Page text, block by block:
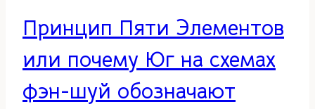
Принцип Пяти Элементов
или почему Юг на схемах
фэн-шуй обозначают